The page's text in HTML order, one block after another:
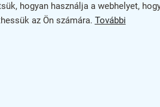
hogyan használja a webhelyet,
az Ön számára. További
biztosít a fontos
időn keresztül
láthatóvá szórólapjait